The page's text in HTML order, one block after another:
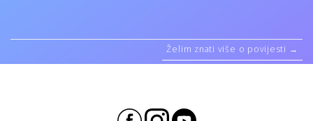
Želim znati više o povijesti →